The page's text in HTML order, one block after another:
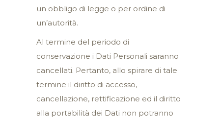
un obbligo di legge o per ordine di
un’autorità.
Al termine del periodo di
conservazione i Dati Personali saranno
cancellati. Pertanto, allo spirare di tale
termine il diritto di accesso,
cancellazione, rettificazione ed il diritto
alla portabilità dei Dati non potranno